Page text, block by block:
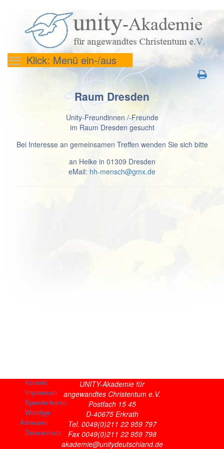
UNITY-Akademie für
angewandtes Christentum e.V.
Postfach 15 45
D-40675 Erkrath
Tel. 0049(0)211 22 959 797
Fax 0049(0)211 22 959 798
akademie@unitydeutschland.de
Kontakt
Impressum
Spendenkonto
Wichtige
Adressen
Datenschutz
Klick: Menü ein-/aus
Raum Dresden
Unity-Freundinnen /-Freunde
im Raum Dresden gesucht
Bei Interesse an gemeinsamen Treffen wenden Sie sich bitte
an Heike in 01309 Dresden
eMail: hh-mensch@gmx.de